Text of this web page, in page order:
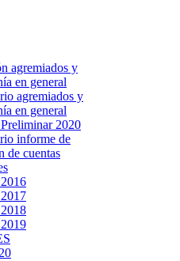
agremiados y
en general
agremiados y
en general
2020
informe de
de cuentas